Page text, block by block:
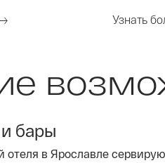
Узнать
бары
отеля в Ярославле